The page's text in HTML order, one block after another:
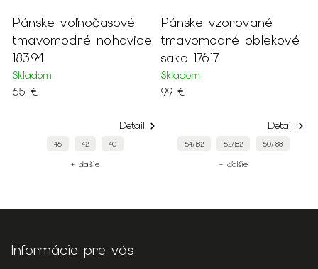
Pánske voľnočasové
tmavomodré nohavice
18394
Skladom
65 €
Detail
46 42 40
+ ďalšie
Pánske vzorované
tmavomodré oblekové
sako 17617
Skladom
99 €
Detail
64/182 62/182 60/188
+ ďalšie
Informácie pre vás